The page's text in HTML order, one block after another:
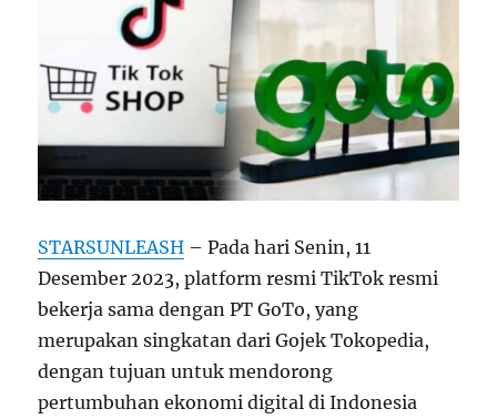
STARSUNLEASH – Pada hari Senin, 11
Desember 2023, platform resmi TikTok resmi
bekerja sama dengan PT GoTo, yang
merupakan singkatan dari Gojek Tokopedia,
dengan tujuan untuk mendorong
pertumbuhan ekonomi digital di Indonesia